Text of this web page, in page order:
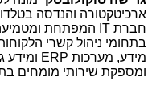
ארכיטקטורה והנדסה
חברת IT המפתחת
בתחומי ניהול קשרי
מידע, מערכות ERP ומידע
ומספקת שירותי מומחים